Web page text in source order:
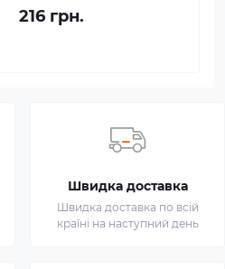
216 грн.
Швидка доставка
Швидка доставка по всій
країні на наступний день